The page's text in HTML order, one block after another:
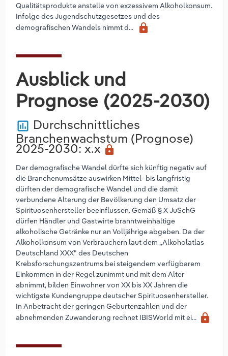
Qualitätsprodukte anstelle von exzessivem Alkoholkonsum.
Infolge des Jugendschutzgesetzes und des
demografischen Wandels nimmt d...
lock
Ausblick und
Prognose (2025-2030)
poll Durchschnittliches
Branchenwachstum (Prognose)
2025-2030: x.x lock
Der demografische Wandel dürfte sich künftig negativ auf
die Branchenumsätze auswirken Mittel- bis langfristig
dürften der demografische Wandel und die damit
verbundene Alterung der Bevölkerung den Umsatz der
Spirituosenhersteller beeinflussen. Gemäß § X JuSchG
dürfen Händler und Gastwirte branntweinhaltige
alkoholische Getränke nur an Volljährige abgeben. Da der
Alkoholkonsum von Verbrauchern laut dem „Alkoholatlas
Deutschland XXX" des Deutschen
Krebsforschungszentrums bei steigendem verfügbarem
Einkommen in der Regel zunimmt und mit dem Alter
abnimmt, bilden Einwohner von XX bis XX Jahren die
wichtigste Kundengruppe deutscher Spirituosenhersteller.
In Anbetracht der geringen Geburtenzahlen und der
abnehmenden Zuwanderung rechnet IBISWorld mit ei... lock